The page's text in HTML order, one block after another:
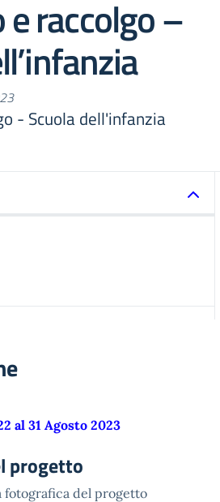
raccolgo –
- Scuola dell'infanzia
al 31 Agosto 2023
progetto
fotografica del progetto